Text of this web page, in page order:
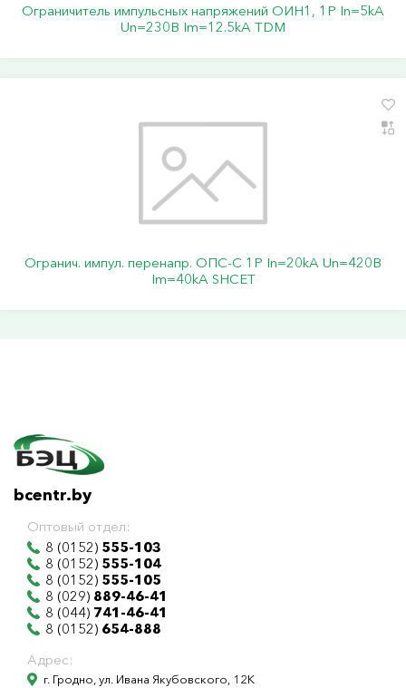
Ограничитель импульсных напряжений ОИН1, 1Р In=5kA
Un=230B Im=12.5kA TDM
Огранич. импул. перенапр. ОПС-C 1Р In=20kA Un=420B
Im=40kA SHCET
bcentr.by
Оптовый отдел:
8 (0152) 555-103
8 (0152) 555-104
8 (0152) 555-105
8 (029) 889-46-41
8 (044) 741-46-41
8 (0152) 654-888
Адрес:
г. Гродно, ул. Ивана Якубовского, 12К